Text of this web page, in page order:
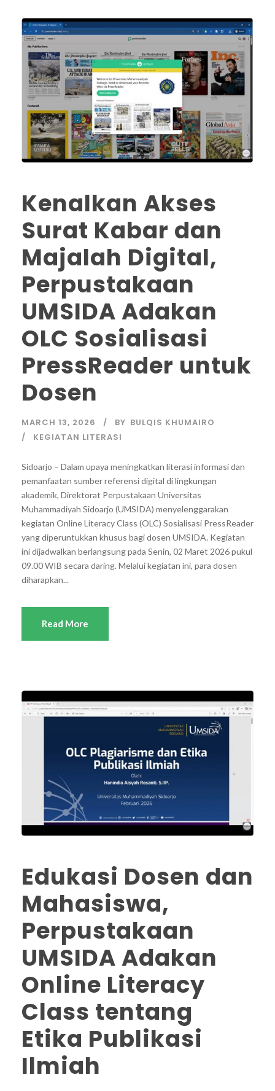
Kenalkan Akses
Surat Kabar dan
Majalah Digital,
Perpustakaan
UMSIDA Adakan
OLC Sosialisasi
PressReader untuk
Dosen
MARCH 13, 2026 BY BULQIS KHUMAIRO
KEGIATAN LITERASI
Sidoarjo – Dalam upaya meningkatkan literasi informasi dan
pemanfaatan sumber referensi digital di lingkungan
akademik, Direktorat Perpustakaan Universitas
Muhammadiyah Sidoarjo (UMSIDA) menyelenggarakan
kegiatan Online Literacy Class (OLC) Sosialisasi PressReader
yang diperuntukkan khusus bagi dosen UMSIDA. Kegiatan
ini dijadwalkan berlangsung pada Senin, 02 Maret 2026 pukul
09.00 WIB secara daring. Melalui kegiatan ini, para dosen
diharapkan...
Read More
Edukasi Dosen dan
Mahasiswa,
Perpustakaan
UMSIDA Adakan
Online Literacy
Class tentang
Etika Publikasi
Ilmiah